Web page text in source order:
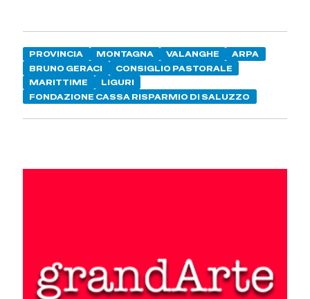
PROVINCIA MONTAGNA VALANGHE
ARPA
BRUNO GERACI
CONSIGLIO PASTORALE
MARITTIME
LIGURI
FONDAZIONE CASSA RISPARMIO DI SALUZZO